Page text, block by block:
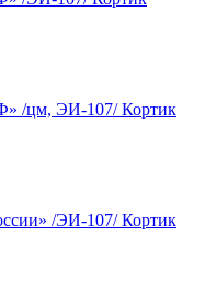
Кортик
Кортик